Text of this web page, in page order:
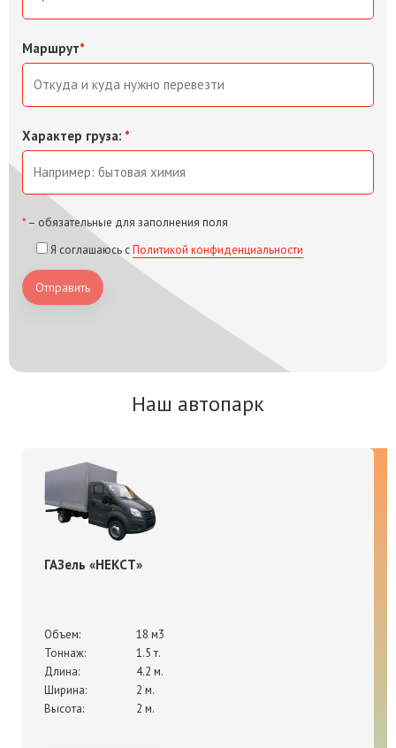
Маршрут*
Характер груза: *
* – обязательные для заполнения поля
Я соглашаюсь сПолитикой конфиденциальности
Отправить
Наш автопарк
ГАЗель «НЕКСТ»
Объем:
18 м3
Тоннаж:
1.5 т.
Длина:
4.2 м.
Ширина:
2 м.
Высота:
2 м.